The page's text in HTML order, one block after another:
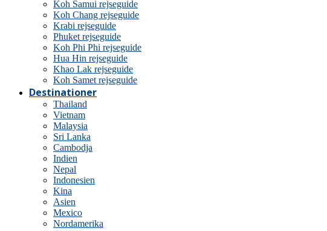
Koh Samui rejseguide
Koh Chang rejseguide
Krabi rejseguide
Phuket rejseguide
Koh Phi Phi rejseguide
Hua Hin rejseguide
Khao Lak rejseguide
Koh Samet rejseguide
Destinationer
Thailand
Vietnam
Malaysia
Sri Lanka
Cambodja
Indien
Nepal
Indonesien
Kina
Asien
Mexico
Nordamerika